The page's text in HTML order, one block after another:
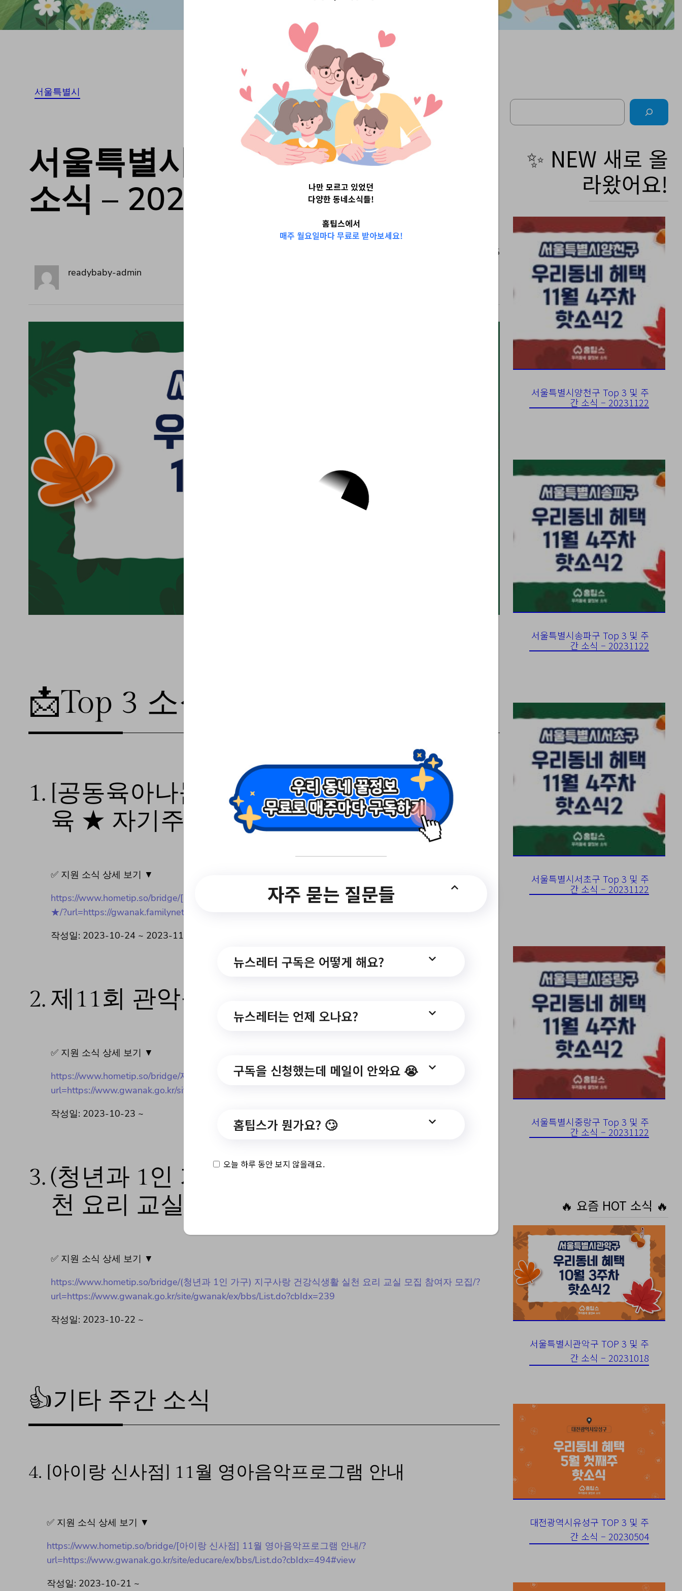
서울특별시
서울특별시관악구 Top 3 및 주간
소식 – 20231025
2023-10-25
readybaby-admin
📩Top 3 소식❕
1. [공동육아나눔터] 11월 가족품앗이 전체교
육 ★ 자기주도성을 키워주는 부모 ★
✅ 지원 소식 상세 보기 ▼
https://www.hometip.so/bridge/[공동육아나눔터] 11월 가족품앗이 전체교육 ★ 자기주도성을 키워주는 부모
★/?url=https://gwanak.familynet.or.kr/center/lay1/program/S295T322C449/receipt/view.do?seq=169960
작성일: 2023-10-24 ~ 2023-11-01
2. 제11회 관악구 평생학습 체험수기 공모전
✅ 지원 소식 상세 보기 ▼
https://www.hometip.so/bridge/제11회 관악구 평생학습 체험수기 공모전/?
url=https://www.gwanak.go.kr/site/gwanak/ex/bbs/List.do?cbIdx=239
작성일: 2023-10-23 ~
3.(청년과 1인 가구) 지구사랑 건강식생활 실
천 요리 교실 모집 참여자 모집
✅ 지원 소식 상세 보기 ▼
https://www.hometip.so/bridge/(청년과 1인 가구) 지구사랑 건강식생활 실천 요리 교실 모집 참여자 모집/?
url=https://www.gwanak.go.kr/site/gwanak/ex/bbs/List.do?cbIdx=239
작성일: 2023-10-22 ~
👍기타 주간 소식
4. [아이랑 신사점] 11월 영아음악프로그램 안내
✅ 지원 소식 상세 보기 ▼
https://www.hometip.so/bridge/[아이랑 신사점] 11월 영아음악프로그램 안내/?
url=https://www.gwanak.go.kr/site/educare/ex/bbs/List.do?cbIdx=494#view
작성일: 2023-10-21 ~
Search
✨ NEW 새로 올
라왔어요!
서울특별시양천구 Top 3 및 주
간 소식 – 20231122
서울특별시송파구 Top 3 및 주
간 소식 – 20231122
서울특별시서초구 Top 3 및 주
간 소식 – 20231122
서울특별시중랑구 Top 3 및 주
간 소식 – 20231122
🔥 요즘 HOT 소식 🔥
서울특별시관악구 TOP 3 및 주
간 소식 – 20231018
대전광역시유성구 TOP 3 및 주
간 소식 – 20230504
나만 모르고 있었던
다양한 동네소식들!
홈팁스에서
매주 월요일마다 무료로 받아보세요!
자주 묻는 질문들
뉴스레터 구독은 어떻게 해요?
뉴스레터는 언제 오나요?
구독을 신청했는데 메일이 안와요 😭
홈팁스가 뭔가요? 🙄
오늘 하루 동안 보지 않을래요.